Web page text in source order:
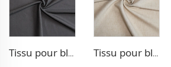
Tissu pour blazer extensible TR Tissu pour blazer aspect lin TR